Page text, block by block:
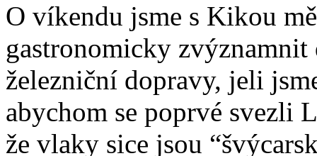
O víkendu jsme s Kikou
gastronomicky
železniční dopravy, jeli
abychom se poprvé svezli
že vlaky sice jsou